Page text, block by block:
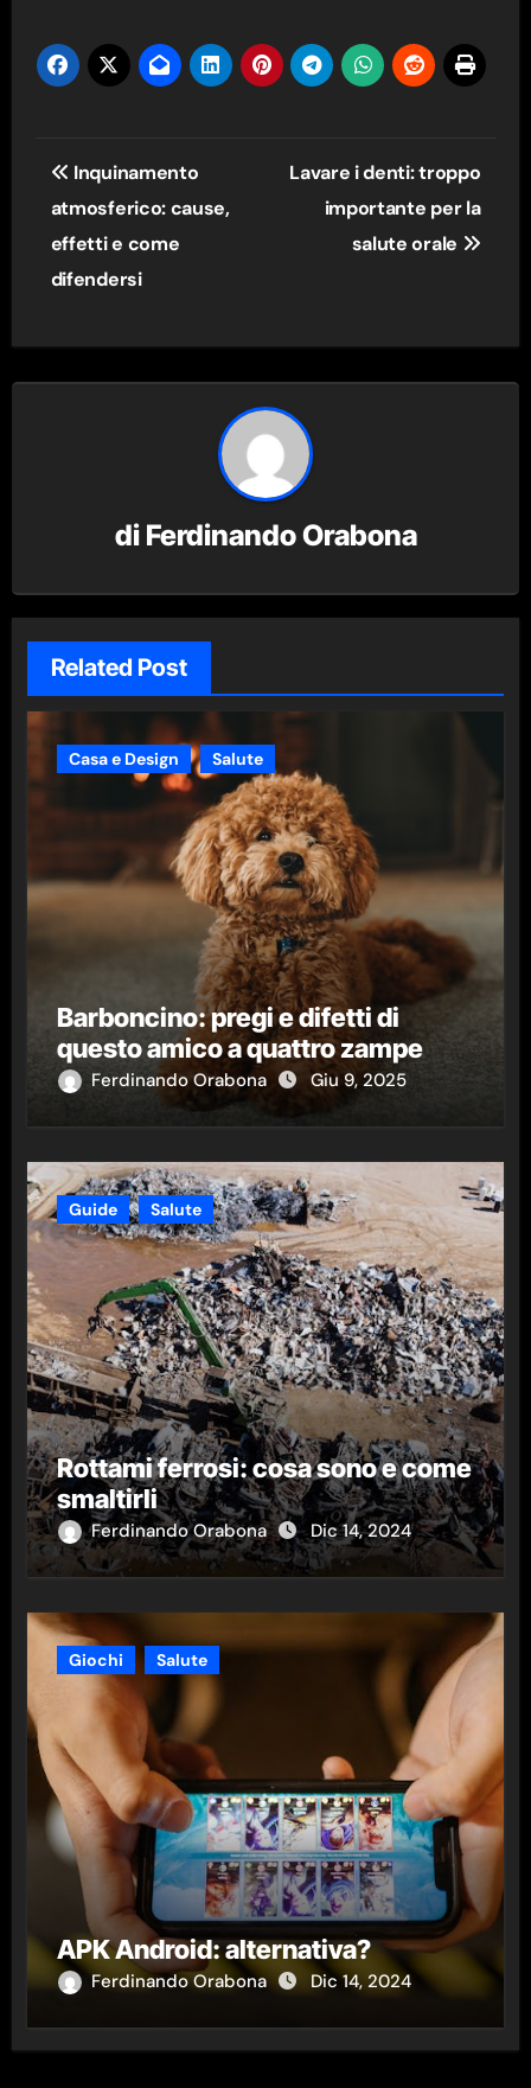
Navigazione
articoli
Inquinamento
atmosferico: cause,
effetti e come
difendersi
Lavare i denti: troppo
importante per la
salute orale
di Ferdinando Orabona
Related Post
Casa e Design Salute
Barboncino: pregi e difetti di
questo amico a quattro zampe
Ferdinando Orabona Giu 9, 2025
Guide Salute
Rottami ferrosi: cosa sono e come
smaltirli
Ferdinando Orabona Dic 14, 2024
Giochi Salute
APK Android: alternativa?
Ferdinando Orabona Dic 14, 2024